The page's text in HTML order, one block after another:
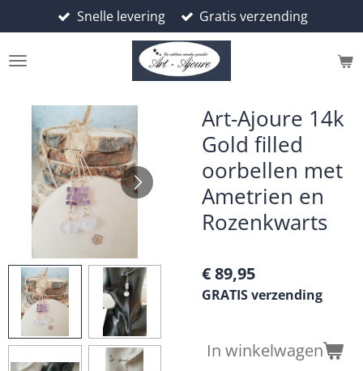
direct
naar
Snelle levering Gratis verzending
Art-Ajoure 14k
Gold filled
oorbellen met
Ametrien en
Rozenkwarts
€ 89,95
GRATIS verzending
In winkelwagen